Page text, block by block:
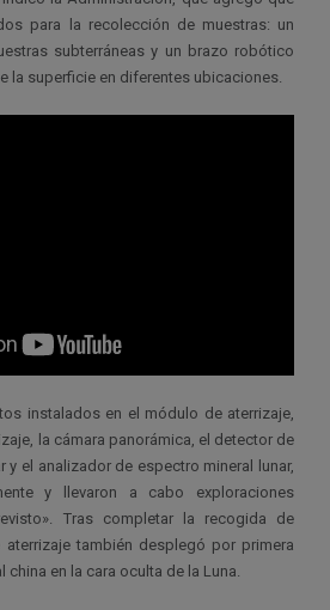
para la recolección de muestras: un
subterráneas y un brazo robótico
la superficie en diferentes ubicaciones.
instalados en el módulo de aterrizaje,
la cámara panorámica, el detector de
y el analizador de espectro mineral lunar,
y llevaron a cabo exploraciones
Tras completar la recogida de
también desplegó por primera
en la cara oculta de la Luna.